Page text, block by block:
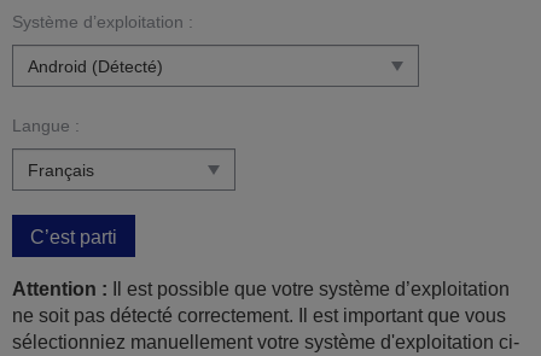
Système d’exploitation :
Langue :
C’est parti
Attention : Il est possible que votre système d’exploitation
ne soit pas détecté correctement. Il est important que vous
sélectionniez manuellement votre système d'exploitation ci-